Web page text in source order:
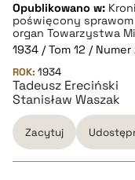
pobierz cytat
BIBTEX
pobierz cytat
Opublikowano w:
poświęcony
organ Towarzystwa
1934 / Tom 12 /
ROK: 1934
Tadeusz Ereciński
Stanisław Waszak
Zacytuj